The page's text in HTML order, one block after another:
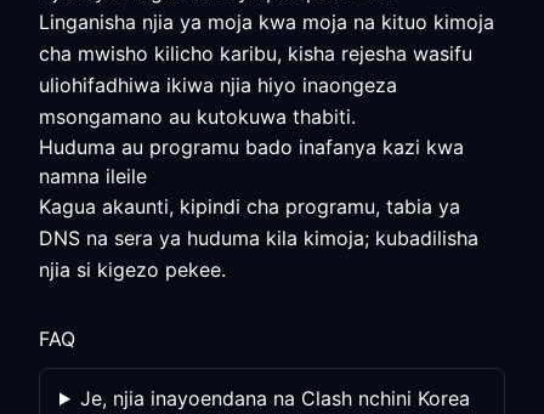
Linganisha njia ya moja kwa moja na kituo kimoja
cha mwisho kilicho karibu, kisha rejesha wasifu
uliohifadhiwa ikiwa njia hiyo inaongeza
msongamano au kutokuwa thabiti.
Huduma au programu bado inafanya kazi kwa
namna ileile
Kagua akaunti, kipindi cha programu, tabia ya
DNS na sera ya huduma kila kimoja; kubadilisha
njia si kigezo pekee.
FAQ
Je, njia inayoendana na Clash nchini Korea